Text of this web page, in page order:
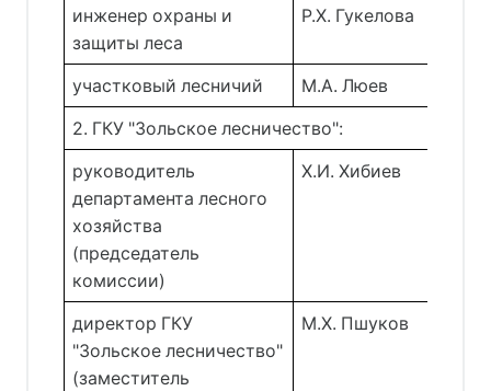
инженер охраны и
защиты леса
Р.Х. Гукелова
участковый лесничий М.А. Люев
2. ГКУ "Зольское лесничество":
руководитель
департамента лесного
хозяйства
(председатель
комиссии)
Х.И. Хибиев
директор ГКУ
"Зольское лесничество"
(заместитель
М.Х. Пшуков